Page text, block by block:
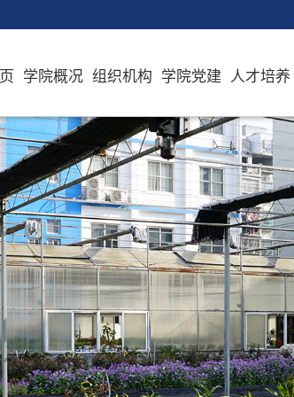
学院概况 组织机构 学院党建 人才培养